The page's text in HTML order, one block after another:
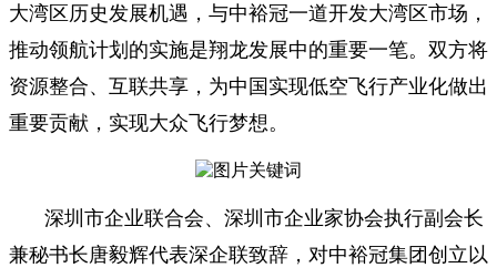
大湾区历史发展机遇，与中裕冠一道开发大湾区市场，
推动领航计划的实施是翔龙发展中的重要一笔。双方将
资源整合、互联共享，为中国实现低空飞行产业化做出
重要贡献，实现大众飞行梦想。
深圳市企业联合会、深圳市企业家协会执行副会长
兼秘书长唐毅辉代表深企联致辞，对中裕冠集团创立以